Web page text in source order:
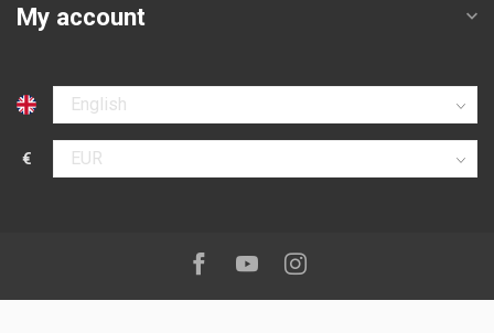
My account
Select language
€
Select currency
Follow us on:
Facebook
YoutubeInstagram